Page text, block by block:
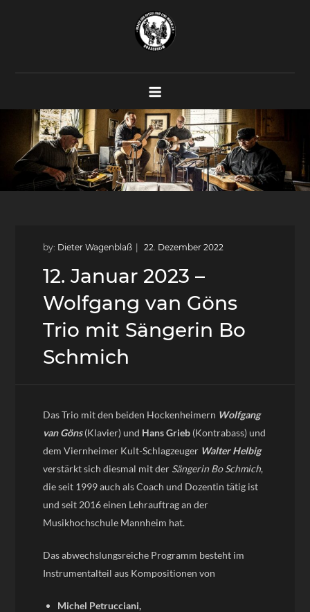
Verein zur Pflege der Live-Musik
e.V.
Konzerte – Proberäume – Veranstaltungen
by: Dieter Wagenblaß
12. Januar 2023 –
Wolfgang van Göns
Trio mit Sängerin Bo
Schmich
Das Trio mit den beiden Hockenheimern Wolfgang
van Göns(Klavier) und Hans Grieb (Kontrabass) und
dem Viernheimer Kult-Schlagzeuger Walter Helbig
verstärkt sich diesmal mit der Sängerin Bo Schmich,
die seit 1999 auch als Coach und Dozentin tätig ist
und seit 2016 einen Lehrauftrag an der
Musikhochschule Mannheim hat.
Das abwechslungsreiche Programm besteht im
Instrumentalteil aus Kompositionen von
Michel Petrucciani,